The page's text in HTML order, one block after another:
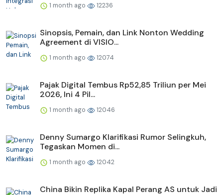
1 month ago 12236
Sinopsis, Pemain, dan Link Nonton Wedding
Agreement di VISIO...
1 month ago 12074
Pajak Digital Tembus Rp52,85 Triliun per Mei
2026, Ini 4 Pil...
1 month ago 12046
Denny Sumargo Klarifikasi Rumor Selingkuh,
Tegaskan Momen di...
1 month ago 12042
China Bikin Replika Kapal Perang AS untuk Jadi